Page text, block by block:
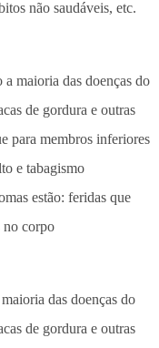
não saudáveis, etc.
das doenças do
de gordura e outras